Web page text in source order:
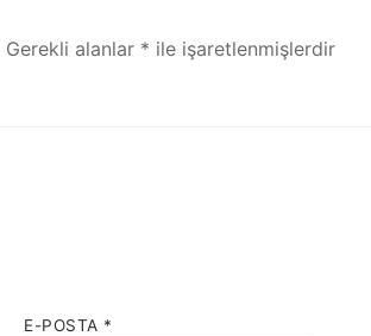
Gerekli alanlar * ile işaretlenmişlerdir
E-POSTA *